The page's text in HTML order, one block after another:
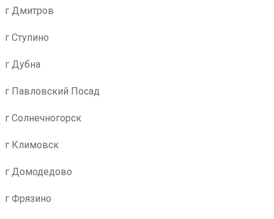
г Дмитров
г Ступино
г Дубна
г Павловский Посад
г Солнечногорск
г Климовск
г Домодедово
г Фрязино